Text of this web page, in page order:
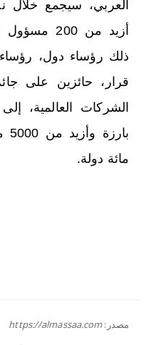
العربي، سيجمع خلال
أزيد من
ذلك رؤساء دول،
قرار، حائزين على
الشركات العالمية،
مائة دولة.
مصدر:https://almassaa.com